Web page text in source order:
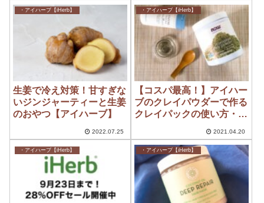
・アイハーブ【iHerb】
生姜で冷え対策！甘すぎな
いジンジャーティーと生姜
のおやつ【アイハーブ】
2022.07.25
・アイハーブ【iHerb】
【コスパ最高！】アイハー
ブのクレイパウダーで作る
クレイパックの使い方・作
2021.04.20
・アイハーブ【iHerb】 ・アイハーブ【iHerb】